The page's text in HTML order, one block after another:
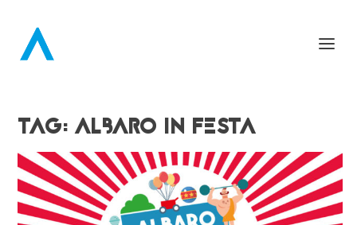
TAG: ALBARO IN FESTA